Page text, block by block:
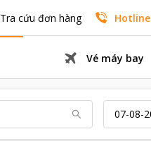
Tra cứu đơn hàng Hotline
Vé máy bay